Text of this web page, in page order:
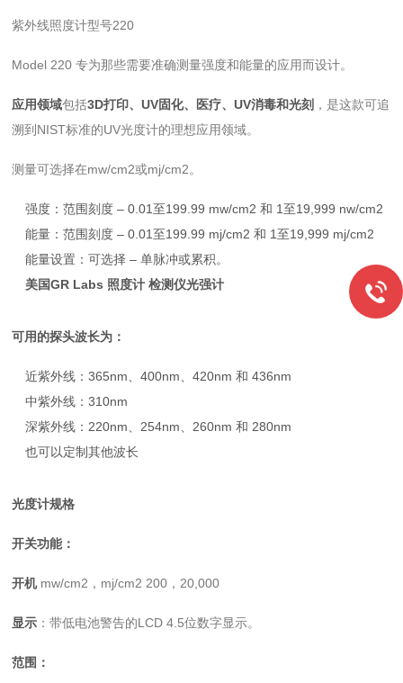
紫外线照度计型号220
Model 220 专为那些需要准确测量强度和能量的应用而设计。
应用领域包括3D打印、UV固化、医疗、UV消毒和光刻 ，是这款可追
溯到NIST标准的UV光度计的理想应用领域。
测量可选择在mw/cm2或mj/cm2。
强度：范围刻度 – 0.01至199.99 mw/cm2 和 1至19,999 nw/cm2
能量：范围刻度 – 0.01至199.99 mj/cm2 和 1至19,999 mj/cm2
能量设置：可选择 – 单脉冲或累积。
美国GR Labs 照度计 检测仪光强计
可用的探头波长为：
近紫外线：365nm、400nm、420nm 和 436nm
中紫外线：310nm
深紫外线：220nm、254nm、260nm 和 280nm
也可以定制其他波长
光度计规格
开关功能：
开机mw/cm2，mj/cm2 200，20,000
显示 ：带低电池警告的LCD 4.5位数字显示。
范围：